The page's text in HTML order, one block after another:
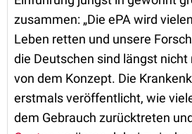
zusammen: „Die ePA wird
Leben retten und unsere
die Deutschen sind längst
von dem Konzept. Die
erstmals veröffentlicht, wie
dem Gebrauch zurücktreten